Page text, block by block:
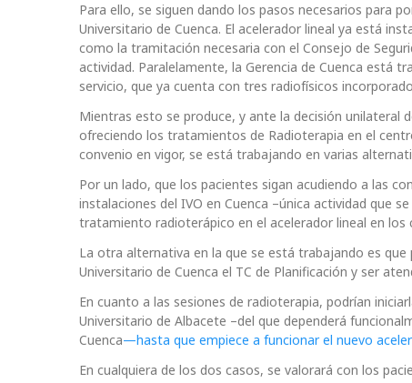
Para ello, se siguen dando los pasos necesarios para
Universitario de Cuenca. El acelerador lineal ya está
como la tramitación necesaria con el Consejo de
actividad. Paralelamente, la Gerencia de Cuenca está
servicio, que ya cuenta con tres radiofísicos
Mientras esto se produce, y ante la decisión unilateral
ofreciendo los tratamientos de Radioterapia en el
convenio en vigor, se está trabajando en varias
Por un lado, que los pacientes sigan acudiendo a las
instalaciones del IVO en Cuenca –única actividad que
tratamiento radioterápico en el acelerador lineal en los
La otra alternativa en la que se está trabajando es
Universitario de Cuenca el TC de Planificación y ser
En cuanto a las sesiones de radioterapia, podrían
Universitario de Albacete –del que dependerá
Cuenca—hasta que empiece a funcionar el nuevo
En cualquiera de los dos casos, se valorará con los